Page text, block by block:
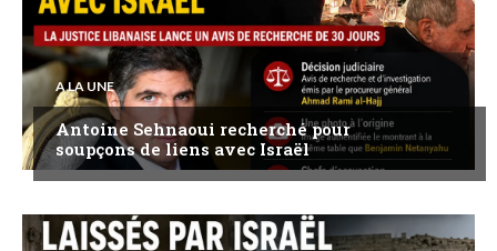
A LA UNE
Antoine Sehnaoui recherché pour
soupçons de liens avec Israël